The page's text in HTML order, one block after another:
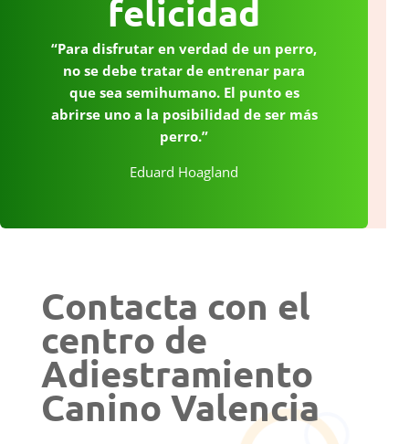
felicidad
“Para disfrutar en verdad de un perro,
no se debe tratar de entrenar para
que sea semihumano. El punto es
abrirse uno a la posibilidad de ser más
perro.”
Eduard Hoagland
Contacta con el
centro de
Adiestramiento
Canino Valencia